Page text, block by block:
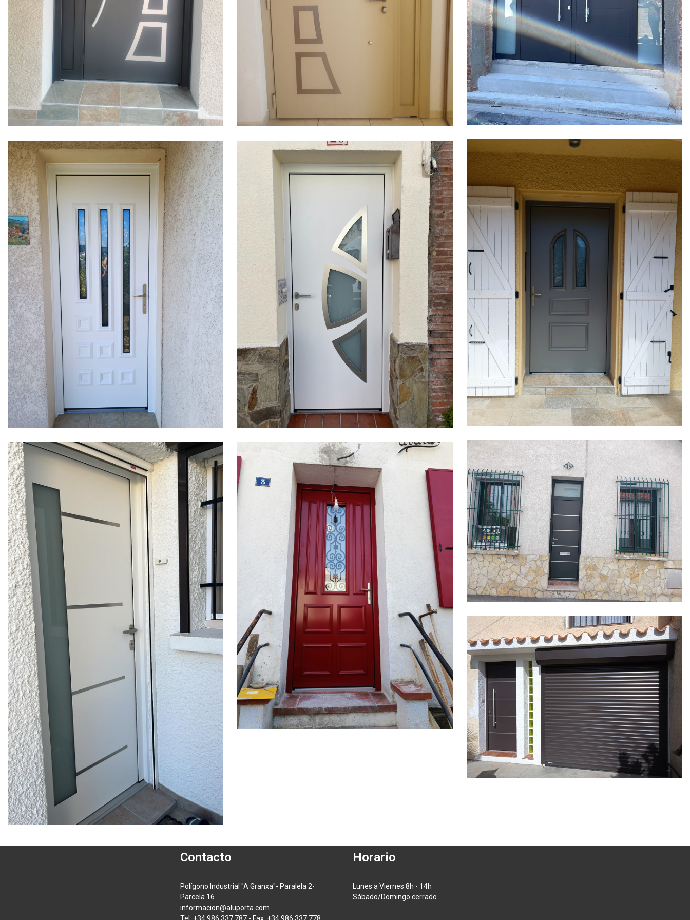
Contacto
Polígono Industrial "A Granxa"- Paralela 2-
Parcela 16
informacion@aluporta.com
Horario
Lunes a Viernes 8h - 14h
Sábado/Domingo cerrado